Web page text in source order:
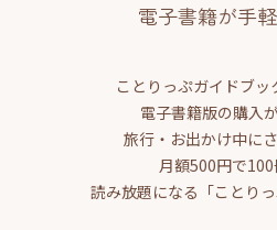
電子書籍が手
ことりっぷガイドブッ
電子書籍版の購入
旅行・お出かけ中に
月額500円で
読み放題になる「ことり